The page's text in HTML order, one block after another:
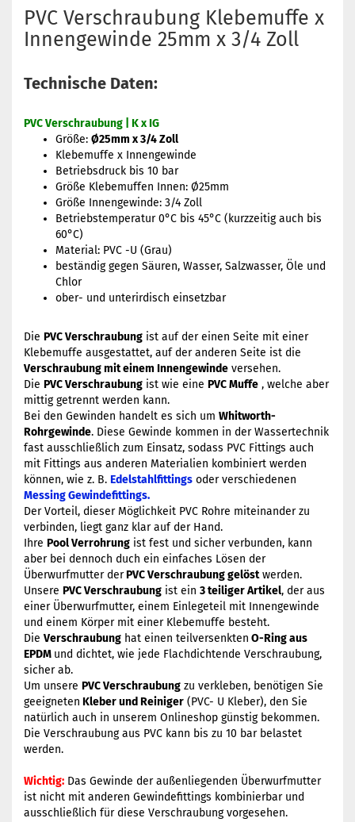
PVC Verschraubung Klebemuffe x
Innengewinde 25mm x 3/4 Zoll
Technische Daten:
PVC Verschraubung | K x IG
Größe: Ø25mm x 3/4 Zoll
Klebemuffe x Innengewinde
Betriebsdruck bis 10 bar
Größe Klebemuffen Innen: Ø25mm
Größe Innengewinde: 3/4 Zoll
Betriebstemperatur 0°C bis 45°C (kurzzeitig auch bis
60°C)
Material: PVC -U (Grau)
beständig gegen Säuren, Wasser, Salzwasser, Öle und
Chlor
ober- und unterirdisch einsetzbar
Die PVC Verschraubung ist auf der einen Seite mit einer
Klebemuffe ausgestattet, auf der anderen Seite ist die
Verschraubung mit einem Innengewinde versehen.
Die PVC Verschraubung ist wie eine PVC Muffe , welche aber
mittig getrennt werden kann.
Bei den Gewinden handelt es sich um Whitworth-
Rohrgewinde. Diese Gewinde kommen in der Wassertechnik
fast ausschließlich zum Einsatz, sodass PVC Fittings auch
mit Fittings aus anderen Materialien kombiniert werden
können, wie z. B. Edelstahlfittings oder verschiedenen
Messing Gewindefittings.
Der Vorteil, dieser Möglichkeit PVC Rohre miteinander zu
verbinden, liegt ganz klar auf der Hand.
Ihre Pool Verrohrung ist fest und sicher verbunden, kann
aber bei dennoch duch ein einfaches Lösen der
Überwurfmutter derPVC Verschraubung gelöstwerden.
Unsere PVC Verschraubung ist ein 3 teiliger Artikel, der aus
einer Überwurfmutter, einem Einlegeteil mit Innengewinde
und einem Körper mit einer Klebemuffe besteht.
Die Verschraubung hat einen teilversenkten O-Ring aus
EPDM und dichtet, wie jede Flachdichtende Verschraubung,
sicher ab.
Um unsere PVC Verschraubung zu verkleben, benötigen Sie
geeigneten Kleber und Reiniger (PVC- U Kleber), den Sie
natürlich auch in unserem Onlineshop günstig bekommen.
Die Verschraubung aus PVC kann bis zu 10 bar belastet
werden.
Wichtig: Das Gewinde der außenliegenden Überwurfmutter
ist nicht mit anderen Gewindefittings kombinierbar und
ausschließlich für diese Verschraubung vorgesehen.